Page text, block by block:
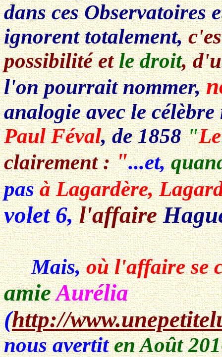
dans ces Observatoires
ignorent totalement,
possibilité etle droit,
l'on pourrait nommer,
analogie avec le
Paul Féval, de 1858"
clairement :"...et,
pasà Lagardère,
volet 6,l'affaire
Mais,où l'affaire se
amieAurélia
(http://
nous avertiten Août